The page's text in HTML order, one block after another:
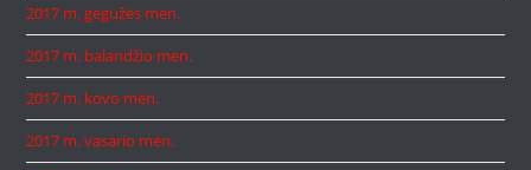
2017 m. gegužės mėn.
2017 m. balandžio mėn.
2017 m. kovo mėn.
2017 m. vasario mėn.